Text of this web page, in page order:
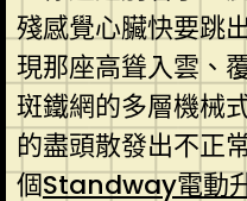
殘感覺心臟快要跳
現那座高聳入雲、
斑鐵網的多層機械
的盡頭散發出不正
個Standway電動